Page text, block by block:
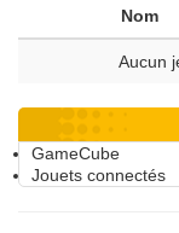
Nom
Aucun
GameCube
Jouets connectés